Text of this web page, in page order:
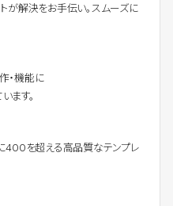
が解決をお手伝い。スムーズに
・機能に
ます。
400を超える高品質なテンプレ